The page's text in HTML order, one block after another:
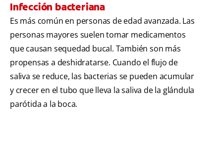
Infección bacteriana
Es más común en personas de edad avanzada. Las
personas mayores suelen tomar medicamentos
que causan sequedad bucal. También son más
propensas a deshidratarse. Cuando el flujo de
saliva se reduce, las bacterias se pueden acumular
y crecer en el tubo que lleva la saliva de la glándula
parótida a la boca.